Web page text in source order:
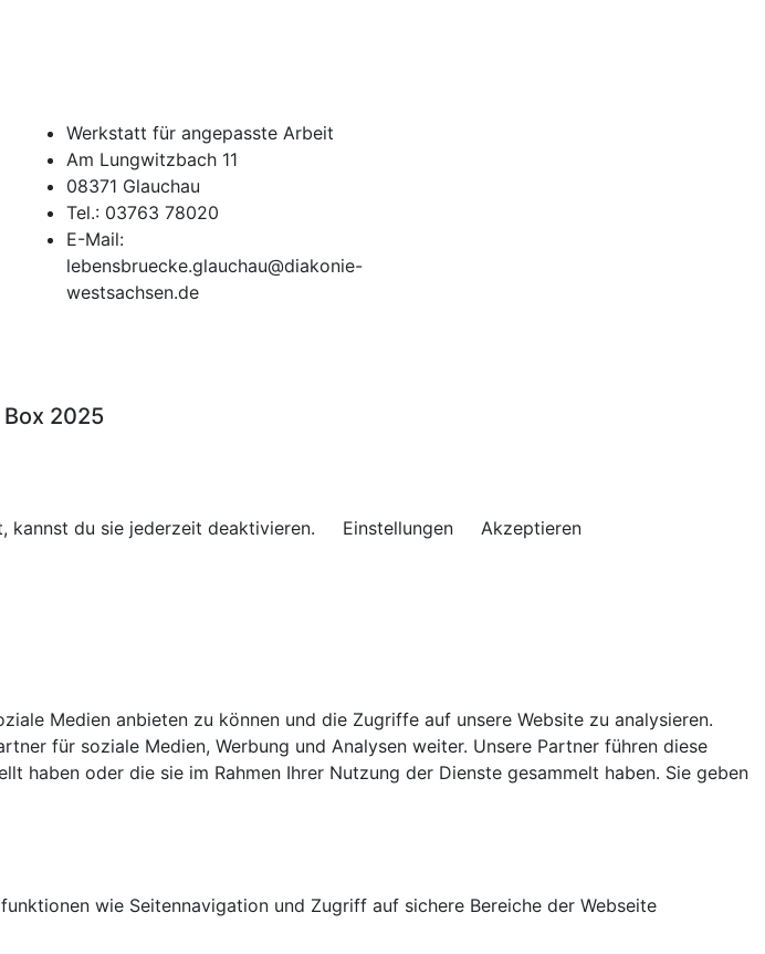
Werkstatt für angepasste Arbeit
Am Lungwitzbach 11
08371 Glauchau
Tel.: 03763 78020
E-Mail:
lebensbruecke.glauchau@diakonie-
westsachsen.de
2025
kannst du sie jederzeit deaktivieren. Einstellungen Akzeptieren
Medien anbieten zu können und die Zugriffe auf unsere Website zu analysieren.
für soziale Medien, Werbung und Analysen weiter. Unsere Partner führen diese
haben oder die sie im Rahmen Ihrer Nutzung der Dienste gesammelt haben. Sie geben
wie Seitennavigation und Zugriff auf sichere Bereiche der Webseite